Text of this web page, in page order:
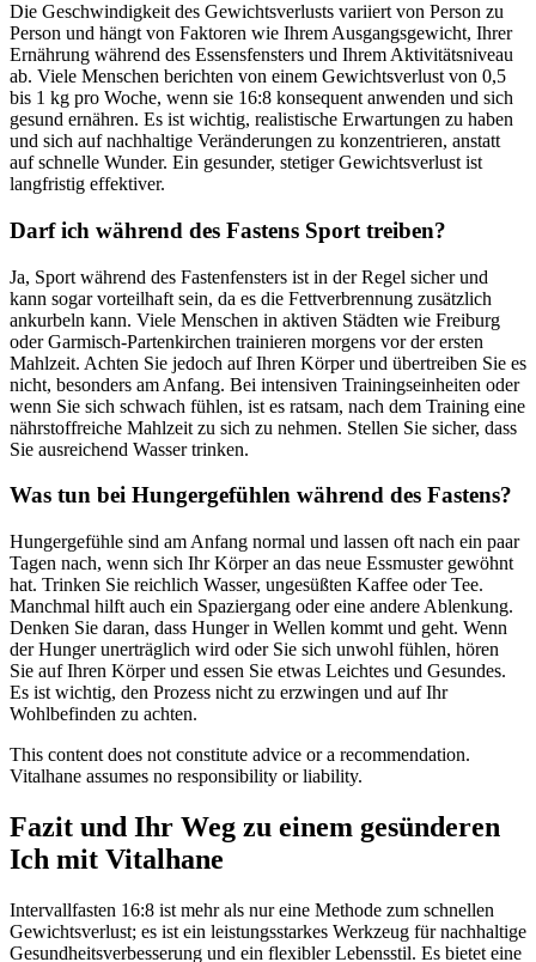
Die Geschwindigkeit des Gewichtsverlusts variiert von Person zu
Person und hängt von Faktoren wie Ihrem Ausgangsgewicht, Ihrer
Ernährung während des Essensfensters und Ihrem Aktivitätsniveau
ab. Viele Menschen berichten von einem Gewichtsverlust von 0,5
bis 1 kg pro Woche, wenn sie 16:8 konsequent anwenden und sich
gesund ernähren. Es ist wichtig, realistische Erwartungen zu haben
und sich auf nachhaltige Veränderungen zu konzentrieren, anstatt
auf schnelle Wunder. Ein gesunder, stetiger Gewichtsverlust ist
langfristig effektiver.
Darf ich während des Fastens Sport treiben?
Ja, Sport während des Fastenfensters ist in der Regel sicher und
kann sogar vorteilhaft sein, da es die Fettverbrennung zusätzlich
ankurbeln kann. Viele Menschen in aktiven Städten wie Freiburg
oder Garmisch-Partenkirchen trainieren morgens vor der ersten
Mahlzeit. Achten Sie jedoch auf Ihren Körper und übertreiben Sie es
nicht, besonders am Anfang. Bei intensiven Trainingseinheiten oder
wenn Sie sich schwach fühlen, ist es ratsam, nach dem Training eine
nährstoffreiche Mahlzeit zu sich zu nehmen. Stellen Sie sicher, dass
Sie ausreichend Wasser trinken.
Was tun bei Hungergefühlen während des Fastens?
Hungergefühle sind am Anfang normal und lassen oft nach ein paar
Tagen nach, wenn sich Ihr Körper an das neue Essmuster gewöhnt
hat. Trinken Sie reichlich Wasser, ungesüßten Kaffee oder Tee.
Manchmal hilft auch ein Spaziergang oder eine andere Ablenkung.
Denken Sie daran, dass Hunger in Wellen kommt und geht. Wenn
der Hunger unerträglich wird oder Sie sich unwohl fühlen, hören
Sie auf Ihren Körper und essen Sie etwas Leichtes und Gesundes.
Es ist wichtig, den Prozess nicht zu erzwingen und auf Ihr
Wohlbefinden zu achten.
This content does not constitute advice or a recommendation.
Vitalhane assumes no responsibility or liability.
Fazit und Ihr Weg zu einem gesünderen
Ich mit Vitalhane
Intervallfasten 16:8 ist mehr als nur eine Methode zum schnellen
Gewichtsverlust; es ist ein leistungsstarkes Werkzeug für nachhaltige
Gesundheitsverbesserung und ein flexibler Lebensstil. Es bietet eine